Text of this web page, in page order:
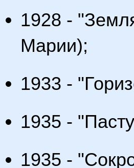
1928 -
Марии);
1933 -
1935 -
1935 -